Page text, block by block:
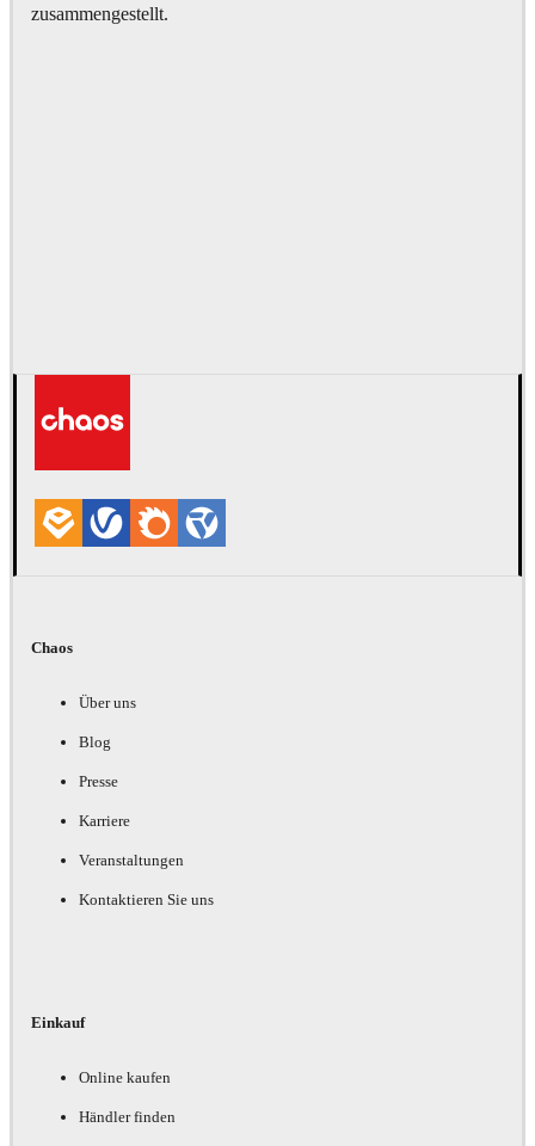
zusammengestellt.
Chaos
Über uns
Blog
Presse
Karriere
Veranstaltungen
Kontaktieren Sie uns
Einkauf
Online kaufen
Händler finden